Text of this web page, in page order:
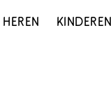
HEREN KINDEREN